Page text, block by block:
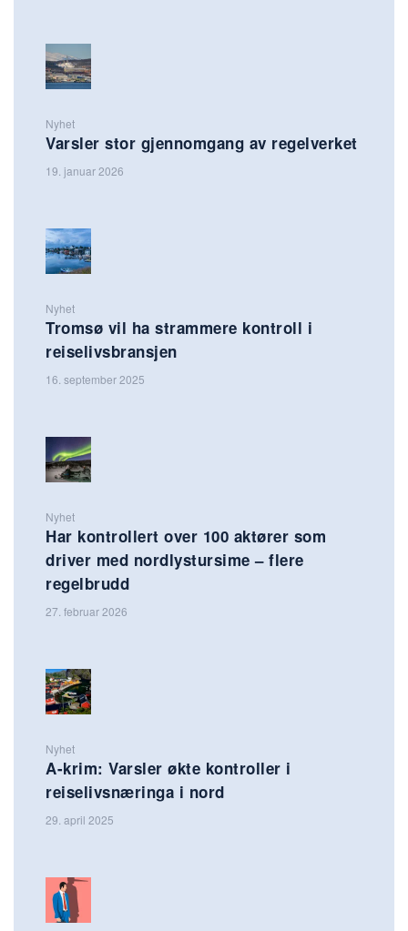
Nyhet
Varsler stor gjennomgang av regelverket
19. januar 2026
Nyhet
Tromsø vil ha strammere kontroll i
reiselivsbransjen
16. september 2025
Nyhet
Har kontrollert over 100 aktører som
driver med nordlystursime – flere
regelbrudd
27. februar 2026
Nyhet
A-krim: Varsler økte kontroller i
reiselivsnæringa i nord
29. april 2025